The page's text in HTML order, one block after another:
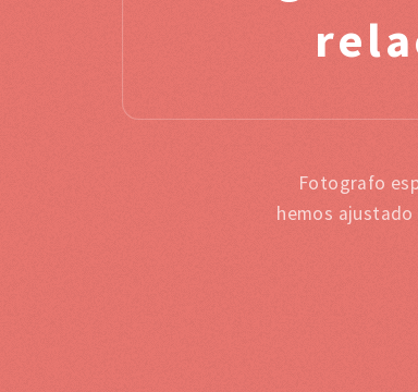
Fotografo
hemos